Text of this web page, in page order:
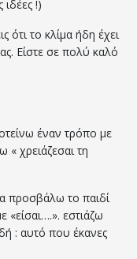
!)
το κλίμα ήδη έχει
Είστε σε πολύ καλό
έναν τρόπο με
χρειάζεσαι τη
προσβάλω το παιδί
εστιάζω
: αυτό που έκανες